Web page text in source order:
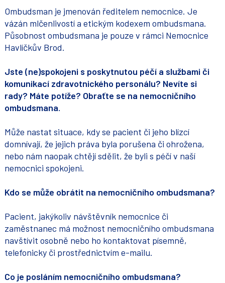
Ombudsman je jmenován ředitelem nemocnice. Je
vázán mlčenlivostí a etickým kodexem ombudsmana.
Působnost ombudsmana je pouze v rámci Nemocnice
Havlíčkův Brod.
Jste (ne)spokojeni s poskytnutou péčí a službami či
komunikací zdravotnického personálu? Nevíte si
rady? Máte potíže? Obraťte se na nemocničního
ombudsmana.
Může nastat situace, kdy se pacient či jeho blízcí
domnívají, že jejich práva byla porušena či ohrožena,
nebo nám naopak chtějí sdělit, že byli s péčí v naší
nemocnici spokojeni.
Kdo se může obrátit na nemocničního ombudsmana?
Pacient, jakýkoliv návštěvník nemocnice či
zaměstnanec má možnost nemocničního ombudsmana
navštívit osobně nebo ho kontaktovat písemně,
telefonicky či prostřednictvím e-mailu.
Co je posláním nemocničního ombudsmana?